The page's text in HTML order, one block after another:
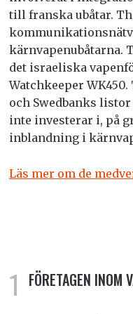
till franska ubåtar.
kärnvapenubåtarna.
det israeliska
Watchkeeper
och Swedbanks
inte investerar i, på
inblandning i
Läs mer om de
FÖRETAGEN INOM